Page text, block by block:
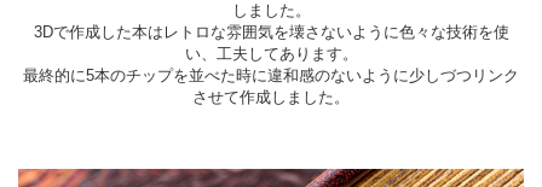
しました。
3Dで作成した本はレトロな雰囲気を壊さないように色々な技術を使
い、工夫してあります。
最終的に5本のチップを並べた時に違和感のないように少しづつリンク
させて作成しました。